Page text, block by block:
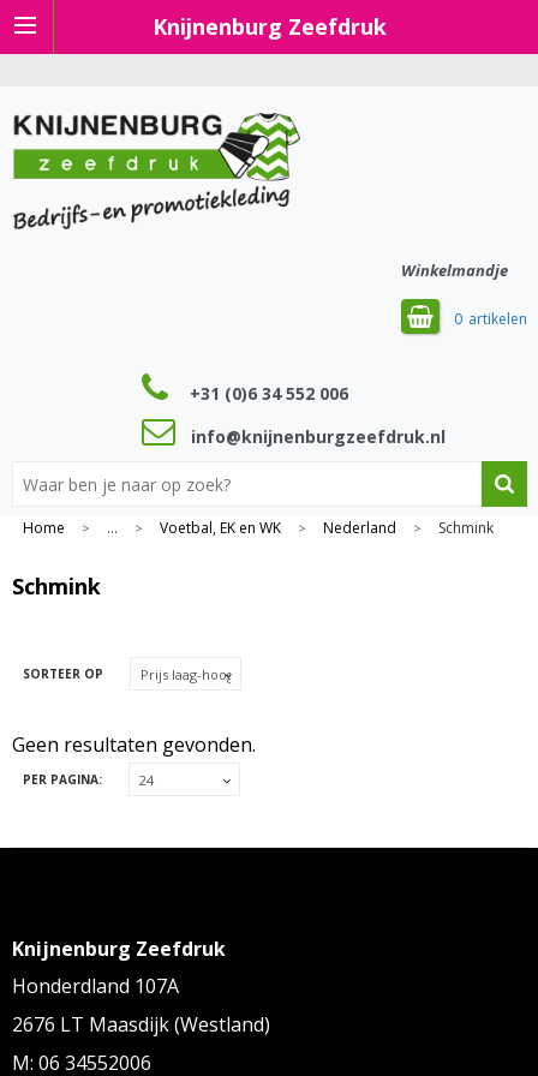
Knijnenburg Zeefdruk
Winkelmandje
0
+31 (0)6 34 552 006
info@knijnenburgzeefdruk.nl
Home > ... > Voetbal, EK en WK > Nederland > Schmink
Schmink
SORTEER OP
Geen resultaten gevonden.
PER PAGINA:
Knijnenburg Zeefdruk
Honderdland 107A
2676 LT Maasdijk (Westland)
M: 06 34552006